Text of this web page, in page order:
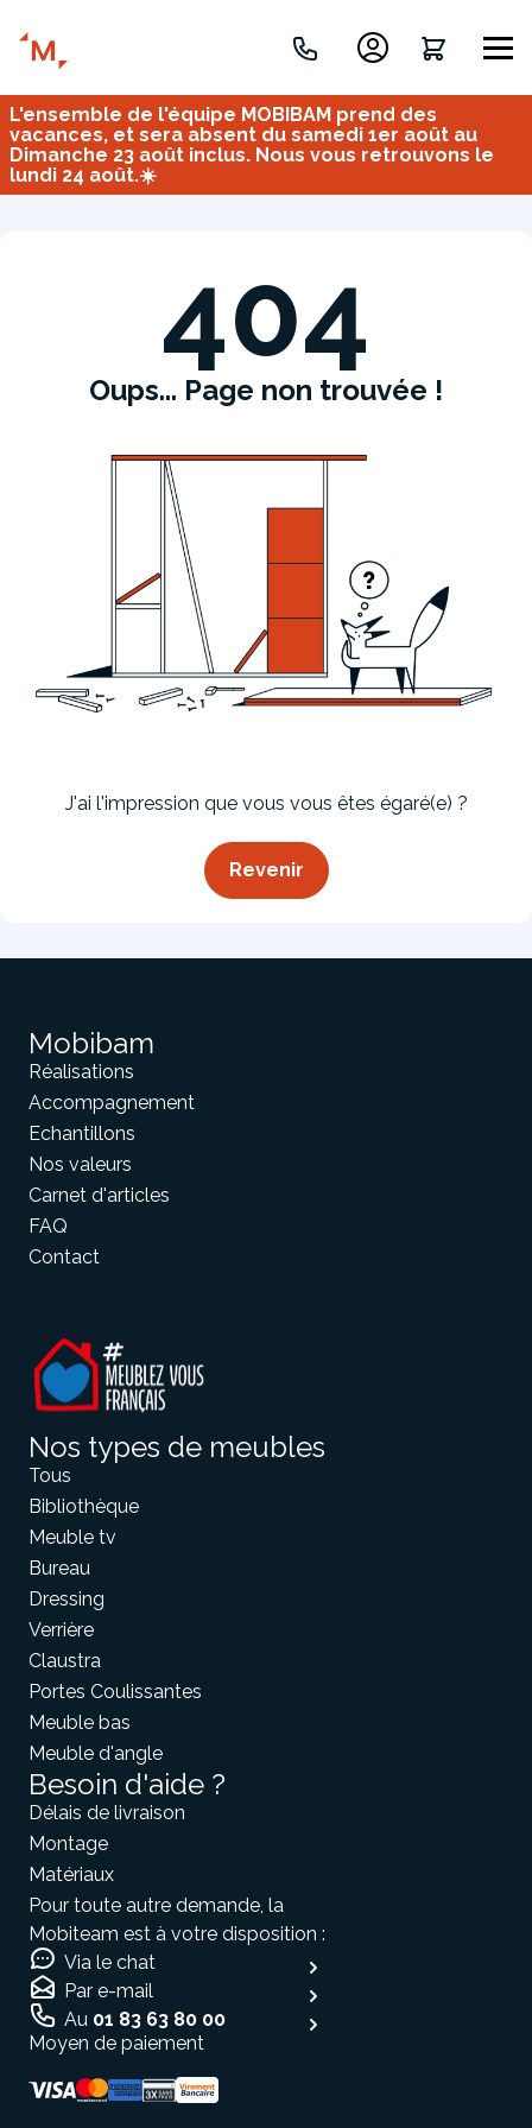
Inspirez-vous du catalogue
Personnalisez nos modèles pour créer le meuble qui vous
Tous Bureau
Meuble tv Dressing
Coulissantes
Créez votre projet de A à Z
L'ensemble de l'équipe MOBIBAM prend des
vacances, et sera absent du samedi 1er août au
Dimanche 23 août inclus. Nous vous retrouvons le
lundi 24 août.☀️
404
Oups... Page non trouvée !
J'ai l'impression que vous vous êtes égaré(e) ?
Revenir
Mobibam
Réalisations
Accompagnement
Echantillons
Nos valeurs
Carnet d'articles
FAQ
Contact
Nos types de meubles
Tous
Bibliothèque
Meuble tv
Bureau
Dressing
Verrière
Claustra
Portes Coulissantes
Meuble bas
Meuble d'angle
Besoin d'aide ?
Délais de livraison
Montage
Matériaux
Pour toute autre demande, la
Mobiteam est à votre disposition :
Via le chat
Par e-mail
Au 01 83 63 80 00
Moyen de paiement